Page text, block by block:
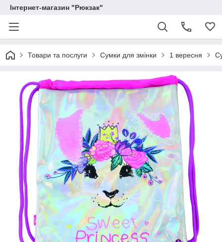
Інтернет-магазин "Рюкзак"
Товари та послуги Сумки для змінки 1 вересня